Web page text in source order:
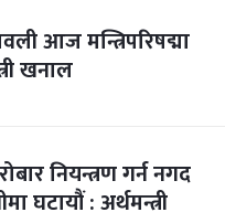
आज मन्त्रिपरिषद्मा
खनाल
नियन्त्रण गर्न नगद
घटायौं : अर्थमन्त्री